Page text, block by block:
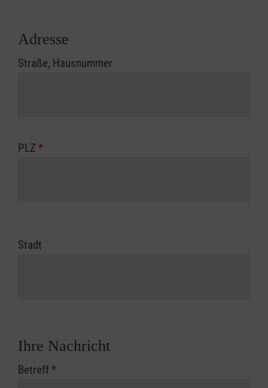
Adresse
Straße, Hausnummer
PLZ *
Stadt
Ihre Nachricht
Betreff*